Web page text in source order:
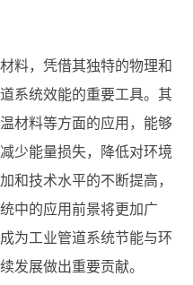
料，凭借其独特的物理和
系统效能的重要工具。其
材料等方面的应用，能够
少能量损失，降低对环境
和技术水平的不断提高，
中的应用前景将更加广
为工业管道系统节能与环
发展做出重要贡献。